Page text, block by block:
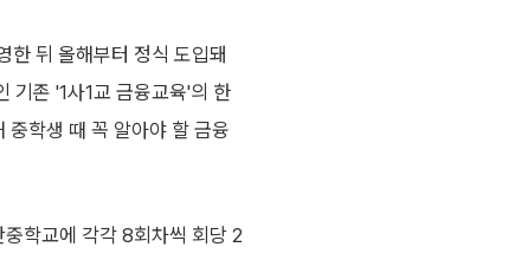
한 뒤 올해부터 정식 도입돼
기존 '1사1교 금융교육'의 한
중학생 때 꼭 알아야 할 금융
학교에 각각 8회차씩 회당 2